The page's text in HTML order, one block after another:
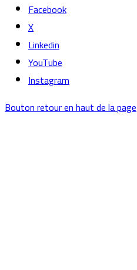
Facebook
X
Linkedin
YouTube
Instagram
Bouton retour en haut de la page